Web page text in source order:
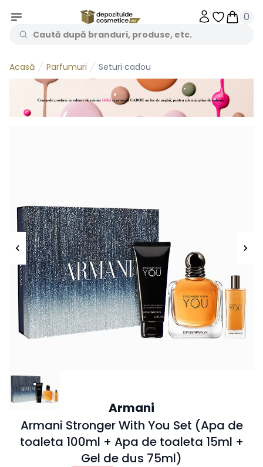
Obiecte
0
Acasă Parfumuri Seturi cadou
Armani
Armani Stronger With You Set (Apa de
toaleta 100ml + Apa de toaleta 15ml +
Gel de dus 75ml)